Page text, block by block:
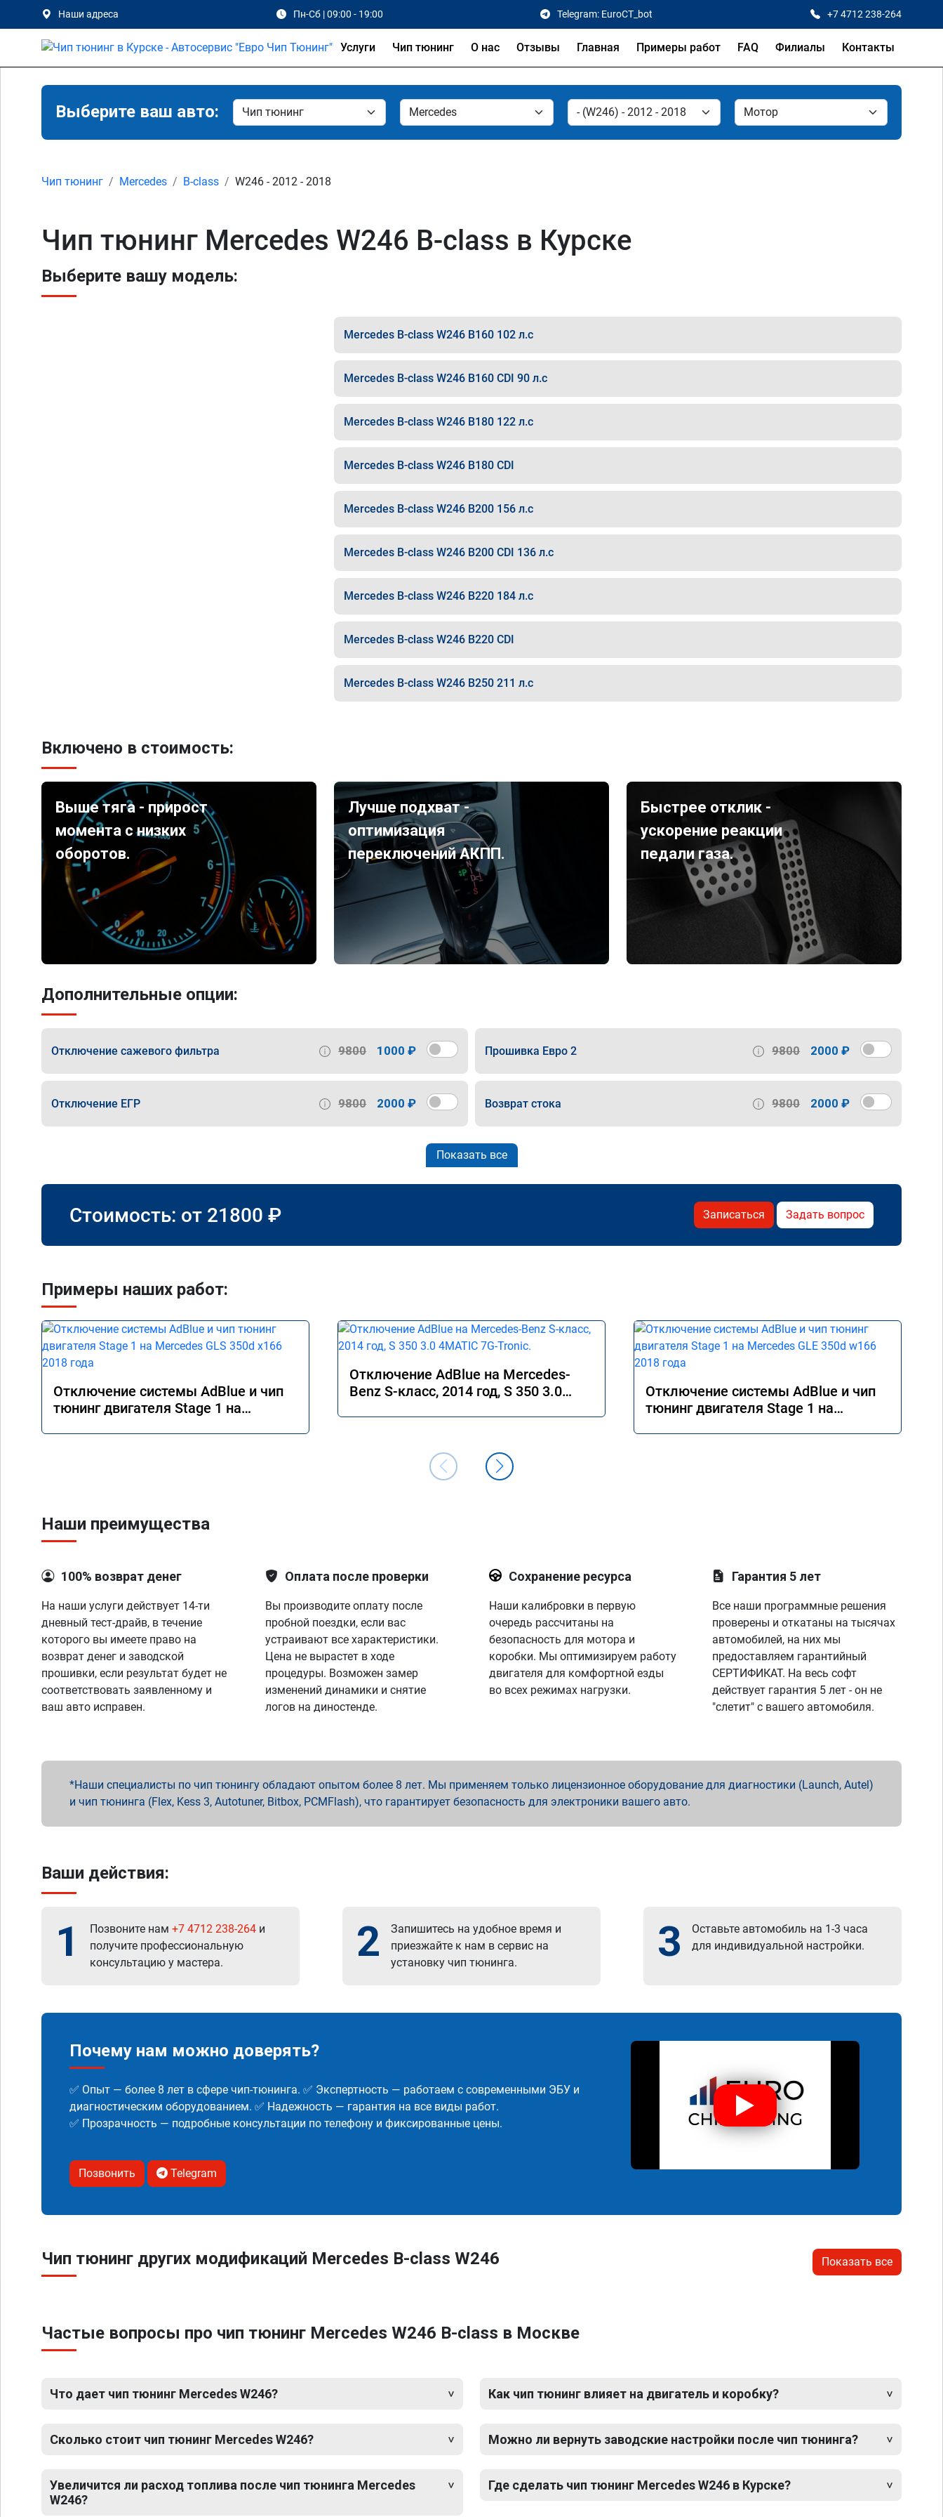
Наши адреса Пн-Сб | 09:00 - 19:00 Telegram: EuroCT_bot +7 4712 238-264
Услуги Чип тюнинг О нас Отзывы Главная Примеры работ FAQ Филиалы Контакты
Выберите ваш авто:
Чип тюнинг Mercedes B-class W246 - 2012 - 2018
Чип тюнинг Mercedes W246 B-class в Курске
Выберите вашу модель:
Mercedes B-class W246 B160 102 л.с
Mercedes B-class W246 B160 CDI 90 л.с
Mercedes B-class W246 B180 122 л.с
Mercedes B-class W246 B180 CDI
Mercedes B-class W246 B200 156 л.с
Mercedes B-class W246 B200 CDI 136 л.с
Mercedes B-class W246 B220 184 л.с
Mercedes B-class W246 B220 CDI
Mercedes B-class W246 B250 211 л.с
Включено в стоимость:
Выше тяга - прирост
момента с низких
оборотов.
Лучше подхват -
оптимизация
переключений АКПП.
Быстрее отклик -
ускорение реакции
педали газа.
Дополнительные опции:
Отключение сажевого фильтра 9800 1000 ₽ Прошивка Евро 2 9800 2000 ₽
Отключение ЕГР 9800 2000 ₽ Возврат стока 9800 2000 ₽
Показать все
Стоимость: от 21800 ₽ Записаться Задать вопрос
Примеры наших работ:
Отключение системы AdBlue и чип
тюнинг двигателя Stage 1 на
Отключение AdBlue на Mercedes-
Benz S-класс, 2014 год, S 350 3.0
Отключение системы AdBlue и чип
тюнинг двигателя Stage 1 на
Наши преимущества
100% возврат денег
На наши услуги действует 14-ти
дневный тест-драйв, в течение
которого вы имеете право на
возврат денег и заводской
прошивки, если результат будет не
соответствовать заявленному и
ваш авто исправен.
Оплата после проверки
Вы производите оплату после
пробной поездки, если вас
устраивают все характеристики.
Цена не вырастет в ходе
процедуры. Возможен замер
изменений динамики и снятие
логов на диностенде.
Сохранение ресурса
Наши калибровки в первую
очередь рассчитаны на
безопасность для мотора и
коробки. Мы оптимизируем работу
двигателя для комфортной езды
во всех режимах нагрузки.
Гарантия 5 лет
Все наши программные решения
проверены и откатаны на тысячах
автомобилей, на них мы
предоставляем гарантийный
СЕРТИФИКАТ. На весь софт
действует гарантия 5 лет - он не
"слетит" с вашего автомобиля.
Наши специалисты по чип тюнингу обладают опытом более 8 лет. Мы применяем только лицензионное оборудование для диагностики (Launch, Autel)
и чип тюнинга (Flex, Kess 3, Autotuner, Bitbox, PCMFlash), что гарантирует безопасность для электроники вашего авто.
Ваши действия:
1 Позвоните нам +7 4712 238-264 и
получите профессиональную
консультацию у мастера.
2
Запишитесь на удобное время и
приезжайте к нам в сервис на
установку чип тюнинга.
3
Оставьте автомобиль на 1-3 часа
для индивидуальной настройки.
Почему нам можно доверять?
✅ Опыт — более 8 лет в сфере чип-тюнинга. ✅ Экспертность — работаем с современными ЭБУ и
диагностическим оборудованием. ✅ Надежность — гарантия на все виды работ.
✅ Прозрачность — подробные консультации по телефону и фиксированные цены.
Позвонить Telegram
Чип тюнинг других модификаций Mercedes B-class W246 Показать все
Частые вопросы про чип тюнинг Mercedes W246 B-class в Москве
Что дает чип тюнинг Mercedes W246?
Сколько стоит чип тюнинг Mercedes W246?
Увеличится ли расход топлива после чип тюнинга Mercedes
W246?
Как чип тюнинг влияет на двигатель и коробку?
Можно ли вернуть заводские настройки после чип тюнинга?
Где сделать чип тюнинг Mercedes W246 в Курске?